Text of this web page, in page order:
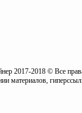
2017-2018 © Все
материалов,